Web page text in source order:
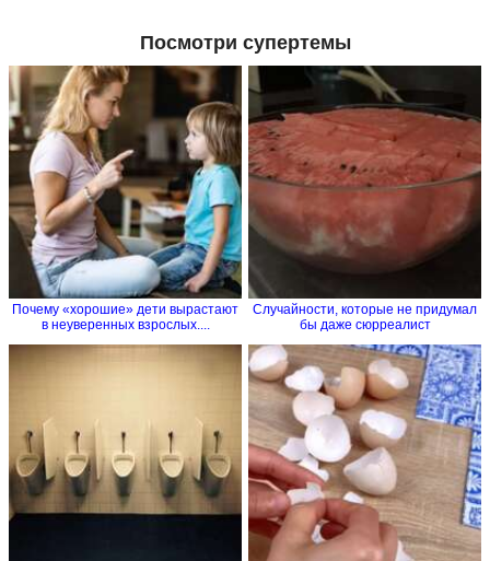
Посмотри супертемы
Почему «хорошие» дети вырастают
в неуверенных взрослых....
Случайности, которые не придумал
бы даже сюрреалист